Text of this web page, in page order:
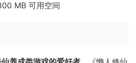
MB 可用空间